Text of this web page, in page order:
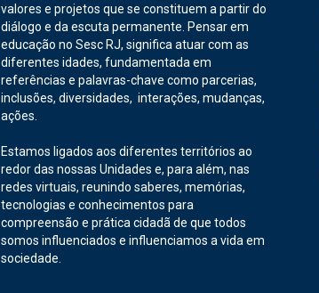
valores e projetos que se constituem a partir do
diálogo e da escuta permanente. Pensar em
educação no Sesc RJ, significa atuar com as
diferentes idades, fundamentada em
referências e palavras-chave como parcerias,
inclusões, diversidades, interações, mudanças,
ações.
Estamos ligados aos diferentes territórios ao
redor das nossas Unidades e, para além, nas
redes virtuais, reunindo saberes, memórias,
tecnologias e conhecimentos para
compreensão e prática cidadã de que todos
somos influenciados e influenciamos a vida em
sociedade.